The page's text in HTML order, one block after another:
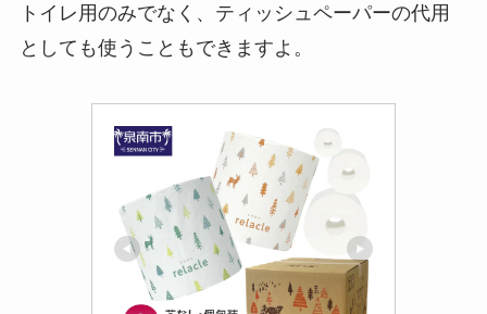
トイレ用のみでなく、ティッシュペーパーの代用
としても使うこともできますよ。